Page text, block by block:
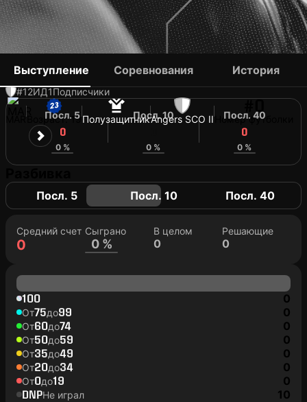
JIBRIL EL BARAKA
#12ИД1Подписчики
Возраст: 19 ПолузащитникAngers SCO II Номер футболки
Выступление Соревнования История
Посл. 5
0
0 %
Посл. 10
0 %
Посл. 40
0
0 %
Посл. 5 Посл. 10 Посл. 40
Средний счет
0
Сыграно
0 %
В целом
0
Решающие
0
100 0
От75до99 0
От60до74 0
От50до59 0
От35до49 0
От20до34 0
От0до19 0
DNPНе играл 10